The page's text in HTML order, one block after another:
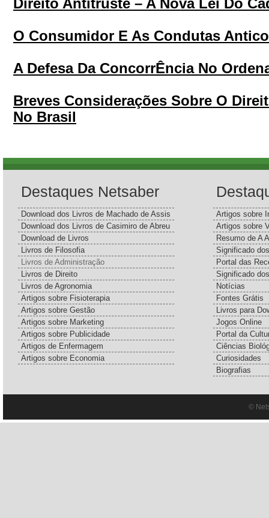
Direito Antitruste – A Nova Lei Do
O Consumidor E As Condutas
A Defesa Da ConcorrÊncia No
Breves Considerações Sobre O
No Brasil
Destaques Netsaber
Download dos Livros de Machado de Assis
Download dos Livros de Casimiro de Abreu
Download de Livros
Livros de Filosofia
Livros de Administração
Livros de Direito
Livros de Agronomia
Artigos sobre Fisioterapia
Artigos sobre Gestão
Artigos sobre Marketing
Artigos sobre Publicidade
Artigos de Enfermagem
Artigos sobre Economia
Artigos sobre
Artigos sobre
Resumo de A
Significado
Portal das
Significado
Notícias
Fontes Grátis
Livros para
Jogos Online
Portal da
Ciências
Curiosidades
Biografias
©